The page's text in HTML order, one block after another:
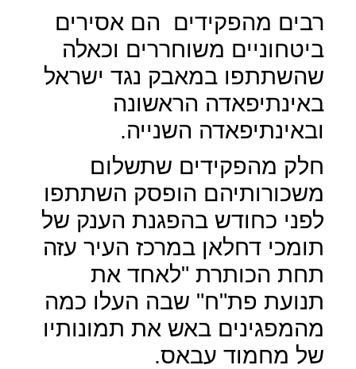
רבים מהפקידים
הם אסירים
ביטחוניים משוחררים וכאלה
שהשתתפו במאבק נגד ישראל
באינתיפאדה הראשונה
ובאינתיפאדה השנייה.
חלק מהפקידים שתשלום
משכורותיהם הופסק השתתפו
לפני כחודש בהפגנת הענק של
תומכי דחלאן במרכז העיר עזה
תחת הכותרת "לאחד את
תנועת פת"ח" שבה העלו כמה
מהמפגינים באש את תמונותיו
של מחמוד עבאס.